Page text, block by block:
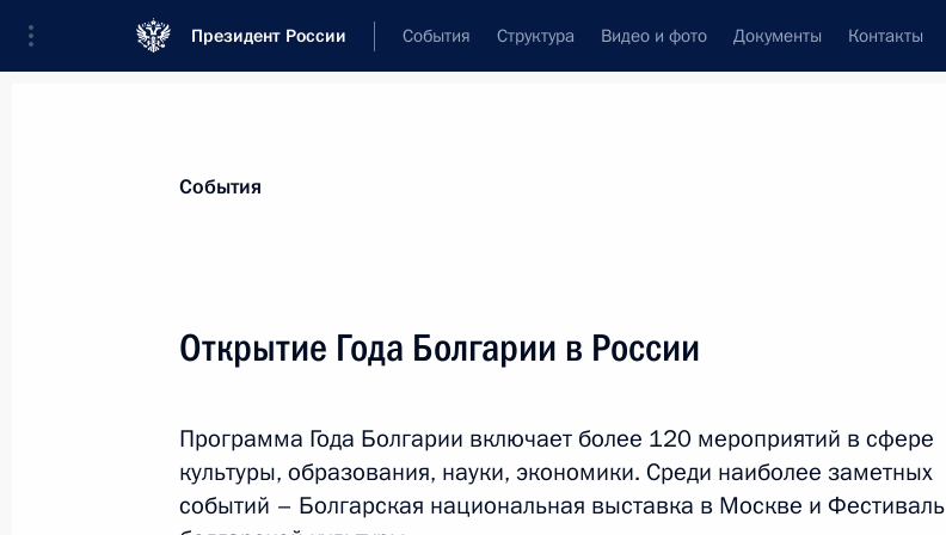
Президент России События Структура Видео и фото Документы Контакты
Показать следующие материалы
Владимир Путин принял верительные грамоты послов 21
иностранного государства
26 сентября 2012 года, 14:00
События
Открытие Года Болгарии в России
Программа Года Болгарии включает более 120 мероприятий в сфере
культуры, образования, науки, экономики. Среди наиболее заметных
событий – Болгарская национальная выставка в Москве и Фестиваль